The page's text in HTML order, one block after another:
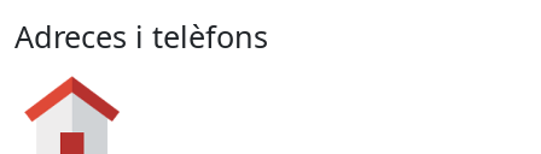
Adreces i telèfons